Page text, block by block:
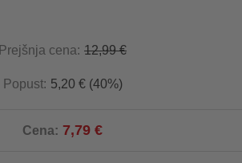
Prejšnja cena: 12,99 €
Popust: 5,20 € (40%)
Cena: 7,79 €